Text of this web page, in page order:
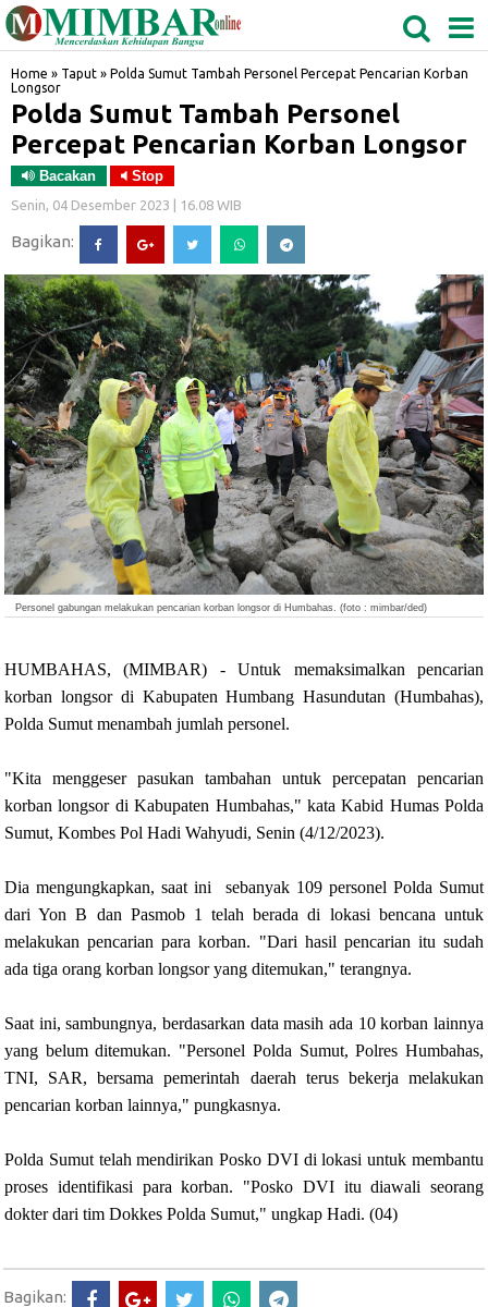
BIDANGRO
Home » Taput » Polda Sumut Tambah Personel Percepat Pencarian Korban
Longsor
Polda Sumut Tambah Personel
Percepat Pencarian Korban Longsor
Bacakan Stop
Senin, 04 Desember 2023 | 16.08 WIB
Bagikan:
Personel gabungan melakukan pencarian korban longsor di Humbahas. (foto : mimbar/ded)
HUMBAHAS, (MIMBAR) - Untuk memaksimalkan pencarian
korban longsor di Kabupaten Humbang Hasundutan (Humbahas),
Polda Sumut menambah jumlah personel.
"Kita menggeser pasukan tambahan untuk percepatan pencarian
korban longsor di Kabupaten Humbahas," kata Kabid Humas Polda
Sumut, Kombes Pol Hadi Wahyudi, Senin (4/12/2023).
Dia mengungkapkan, saat ini sebanyak 109 personel Polda Sumut
dari Yon B dan Pasmob 1 telah berada di lokasi bencana untuk
melakukan pencarian para korban. "Dari hasil pencarian itu sudah
ada tiga orang korban longsor yang ditemukan," terangnya.
Saat ini, sambungnya, berdasarkan data masih ada 10 korban lainnya
yang belum ditemukan. "Personel Polda Sumut, Polres Humbahas,
TNI, SAR, bersama pemerintah daerah terus bekerja melakukan
pencarian korban lainnya," pungkasnya.
Polda Sumut telah mendirikan Posko DVI di lokasi untuk membantu
proses identifikasi para korban. "Posko DVI itu diawali seorang
dokter dari tim Dokkes Polda Sumut," ungkap Hadi. (04)
Bagikan: